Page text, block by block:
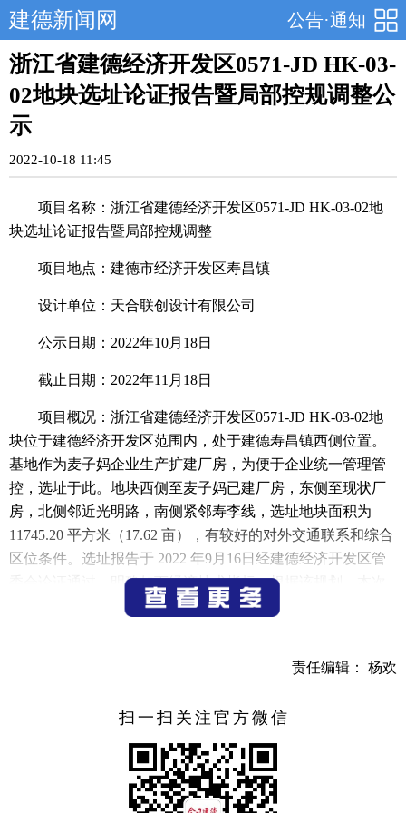
公告·通知
建德新闻网
浙江省建德经济开发区0571-JD HK-03-
02地块选址论证报告暨局部控规调整公
示
2022-10-18 11:45
项目名称：浙江省建德经济开发区0571-JD HK-03-02地
块选址论证报告暨局部控规调整
项目地点：建德市经济开发区寿昌镇
设计单位：天合联创设计有限公司
公示日期：2022年10月18日
截止日期：2022年11月18日
项目概况：浙江省建德经济开发区0571-JD HK-03-02地
块位于建德经济开发区范围内，处于建德寿昌镇西侧位置。
基地作为麦子妈企业生产扩建厂房，为便于企业统一管理管
控，选址于此。地块西侧至麦子妈已建厂房，东侧至现状厂
房，北侧邻近光明路，南侧紧邻寿李线，选址地块面积为
11745.20 平方米（17.62 亩），有较好的对外交通联系和综合
区位条件。选址报告于 2022 年9月16日经建德经济开发区管
委会论证通过，明确如下经济技术指标：根据该规划，本次
选址论证的地块用地性质为二类工业用地（M2），用地面积
15:00前以书面形式向建德市经济开发区管理委员会提交。
联系电话：0571-64593206（建德市经济开发区管理委员
责任编辑： 杨欢
扫一扫关注官方微信